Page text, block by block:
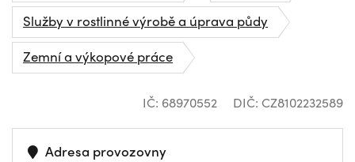
Služby v rostlinné výrobě a úprava půdy
Zemní a výkopové práce
IČ: 68970552 DIČ: CZ8102232589
Adresa provozovny